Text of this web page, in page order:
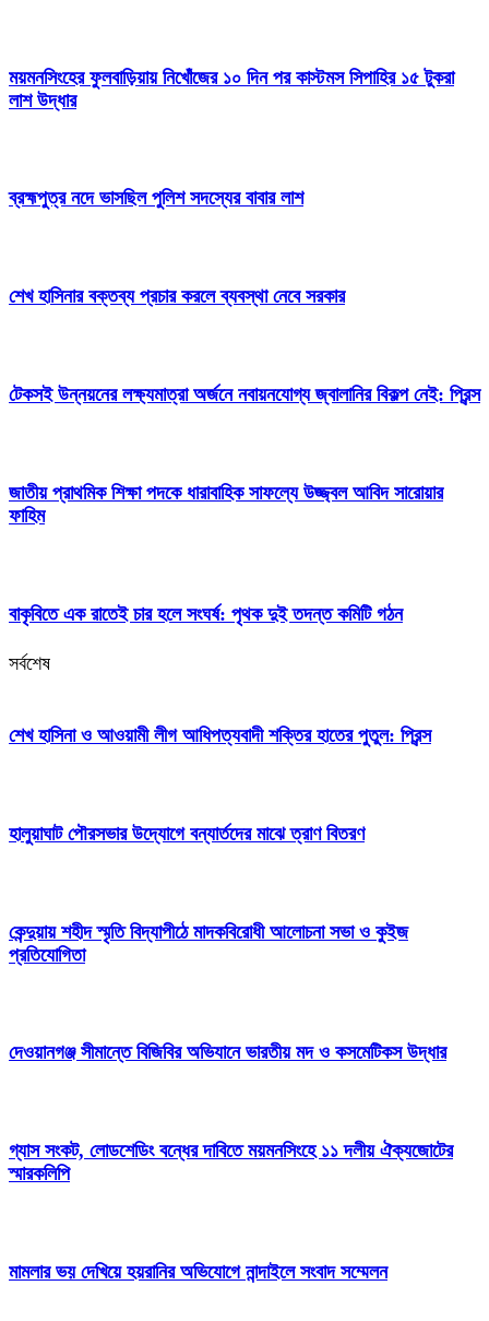
ময়মনসিংহের ফুলবাড়িয়ায় নিখোঁজের ১০ দিন পর কাস্টমস সিপাহির ১৫ টুকরা
লাশ উদ্ধার
ব্রহ্মপুত্র নদে ভাসছিল পুলিশ সদস্যের বাবার লাশ
শেখ হাসিনার বক্তব্য প্রচার করলে ব্যবস্থা নেবে সরকার
টেকসই উন্নয়নের লক্ষ্যমাত্রা অর্জনে নবায়নযোগ্য জ্বালানির বিকল্প নেই: প্রিন্স
জাতীয় প্রাথমিক শিক্ষা পদকে ধারাবাহিক সাফল্যে উজ্জ্বল আবিদ সারোয়ার
ফাহিম
বাকৃবিতে এক রাতেই চার হলে সংঘর্ষ: পৃথক দুই তদন্ত কমিটি গঠন
সর্বশেষ
শেখ হাসিনা ও আওয়ামী লীগ আধিপত্যবাদী শক্তির হাতের পুতুল: প্রিন্স
হালুয়াঘাট পৌরসভার উদ্যোগে বন্যার্তদের মাঝে ত্রাণ বিতরণ
কেন্দুয়ায় শহীদ স্মৃতি বিদ্যাপীঠে মাদকবিরোধী আলোচনা সভা ও কুইজ
প্রতিযোগিতা
দেওয়ানগঞ্জ সীমান্তে বিজিবির অভিযানে ভারতীয় মদ ও কসমেটিকস উদ্ধার
গ্যাস সংকট, লোডশেডিং বন্ধের দাবিতে ময়মনসিংহে ১১ দলীয় ঐক্যজোটের
স্মারকলিপি
মামলার ভয় দেখিয়ে হয়রানির অভিযোগে নান্দাইলে সংবাদ সম্মেলন